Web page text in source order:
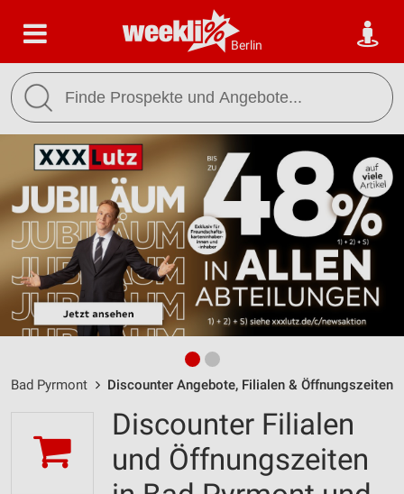
Berlin
Bad Pyrmont Discounter Angebote, Filialen & Öffnungszeiten
Discounter Filialen
und Öffnungszeiten